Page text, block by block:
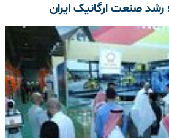
رشد صنعت ارگانیک ایران